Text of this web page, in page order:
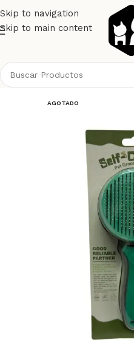
Skip to navigation
Skip to main content
AGOTADO